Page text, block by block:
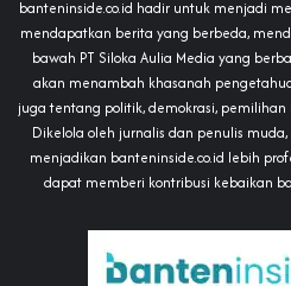
banteninside.co.id hadir untuk menjadi
mendapatkan berita yang berbeda,
bawah PT Siloka Aulia Media yang
akan menambah khasanah
juga tentang politik, demokrasi,
Dikelola oleh jurnalis dan penulis
menjadikan banteninside.co.id lebih
dapat memberi kontribusi kebaikan